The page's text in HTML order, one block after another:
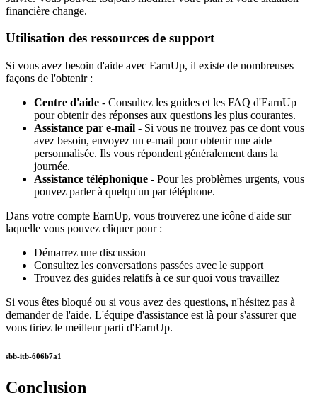
financière change.
Utilisation des ressources de support
Si vous avez besoin d'aide avec EarnUp, il existe de nombreuses
façons de l'obtenir :
Centre d'aide - Consultez les guides et les FAQ d'EarnUp
pour obtenir des réponses aux questions les plus courantes.
Assistance par e-mail - Si vous ne trouvez pas ce dont vous
avez besoin, envoyez un e-mail pour obtenir une aide
personnalisée. Ils vous répondent généralement dans la
journée.
Assistance téléphonique - Pour les problèmes urgents, vous
pouvez parler à quelqu'un par téléphone.
Dans votre compte EarnUp, vous trouverez une icône d'aide sur
laquelle vous pouvez cliquer pour :
Démarrez une discussion
Consultez les conversations passées avec le support
Trouvez des guides relatifs à ce sur quoi vous travaillez
Si vous êtes bloqué ou si vous avez des questions, n'hésitez pas à
demander de l'aide. L'équipe d'assistance est là pour s'assurer que
vous tiriez le meilleur parti d'EarnUp.
sbb-itb-606b7a1
Conclusion